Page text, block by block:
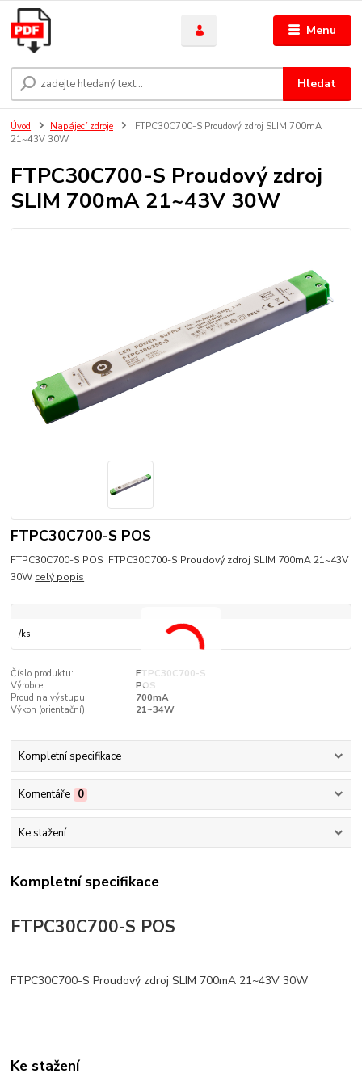
Menu
Hledat
Úvod Napájecí zdroje
FTPC30C700-S Proudový zdroj SLIM 700mA
21~43V 30W
FTPC30C700-S Proudový zdroj
SLIM 700mA 21~43V 30W
FTPC30C700-S POS
FTPC30C700-S POS FTPC30C700-S Proudový zdroj SLIM 700mA 21~43V
30W celý popis
/ks
Číslo produktu:
FTPC30C700-S
Výrobce:
POS
Proud na výstupu:
700mA
Výkon (orientační):
21~34W
Kompletní specifikace
Komentáře 0
Ke stažení
Kompletní specifikace
FTPC30C700-S POS
FTPC30C700-S Proudový zdroj SLIM 700mA 21~43V 30W
Ke stažení